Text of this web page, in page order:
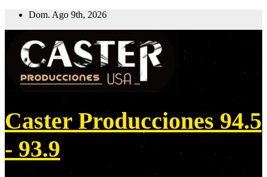
Dom. Ago 9th, 2026
Caster Producciones 94.5
- 93.9